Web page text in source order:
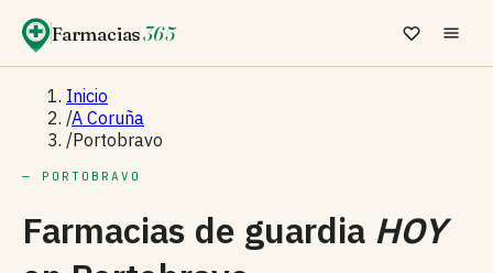
Farmacias365
Inicio
/A Coruña
/Portobravo
— PORTOBRAVO
Farmacias de guardia HOY